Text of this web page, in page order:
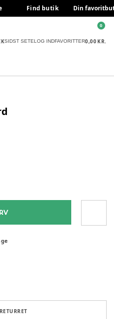
Find butik Din
SIDST SETELOG INDFAVORITTER0,00 KR.
0